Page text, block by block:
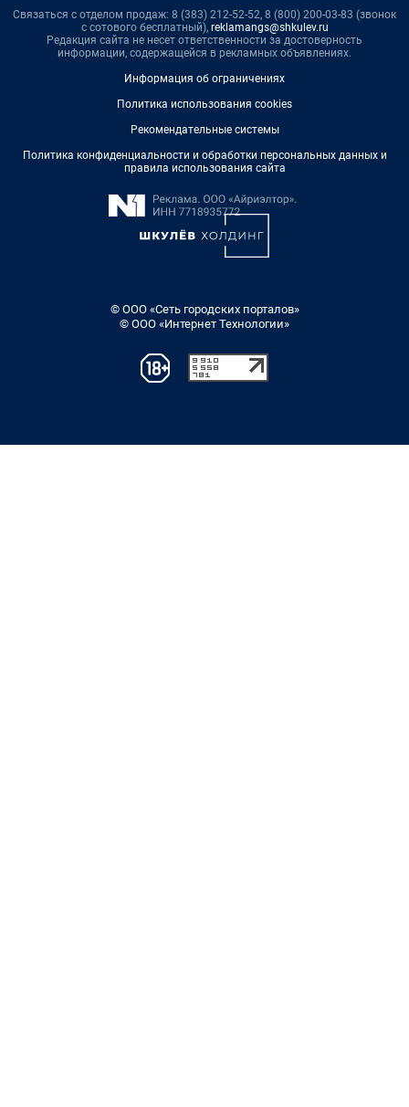
Связаться с отделом продаж: 8 (383) 212-52-52, 8 (800) 200-03-83 (звонок
с сотового бесплатный), reklamangs@shkulev.ru
Редакция сайта не несет ответственности за достоверность
информации, содержащейся в рекламных объявлениях.
Информация об ограничениях
Политика использования cookies
Рекомендательные системы
Политика конфиденциальности и обработки персональных данных и
правила использования сайта
© ООО «Сеть городских порталов»
© ООО «Интернет Технологии»